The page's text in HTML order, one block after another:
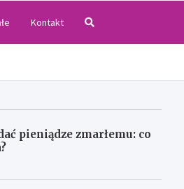
Kontakt
pieniądze zmarłemu: co